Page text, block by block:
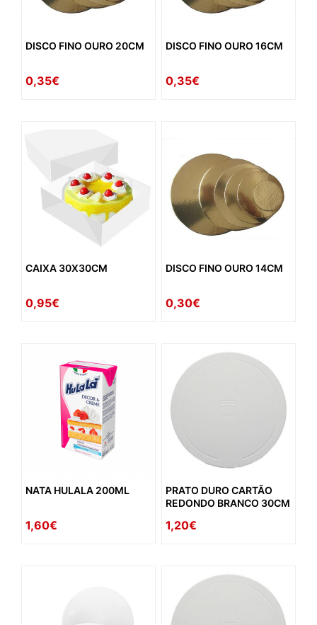
DISCO FINO OURO 20CM
0,35€
DISCO FINO OURO 16CM
0,35€
CAIXA 30X30CM
0,95€
DISCO FINO OURO 14CM
0,30€
NATA HULALA 200ML
1,60€
PRATO DURO CARTÃO
REDONDO BRANCO 30CM
1,20€